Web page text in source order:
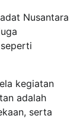
Nusantara
kegiatan
adalah
serta